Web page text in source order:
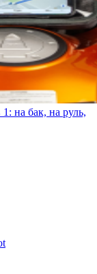
на бак, на руль,